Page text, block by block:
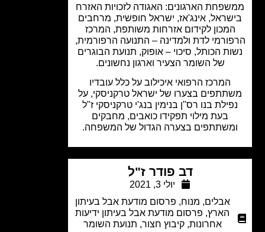
הארגונים: האגודה לזכויות האזרח
אינג'אז, ישראל חופשית, מרחבים
לקידום אזרחות משותפת, המרכז
לדת ולמדינה – התנועה הרפורמית,
הכותל, סיכוי – אופוק, תנועת הבוגרים
של השומר הצעיר וארגון נחשונים.
המרכז הרפואי איכילוב על כלל עובדיו
בצערו של ישראל טרקניסקי, על
בנו רס"ן בנימין בנג'י טרקניסקי ז"ל
בעת מילוי תפקידו כואבים, מחבקים
בצערה הגדול של המשפחה.
דב פודר ז"ל
מנוח,פרסום מודעת אבל בעיתון
הארץ,
פרסום מודעת אבל בעיתון ידיעות
אחרונות,קיבוץ חצור,תנועת השומר